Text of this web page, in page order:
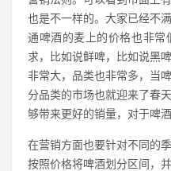
也是不一样的。大家已经不
通啤酒的麦上的价格也非常
求，比如说鲜啤，比如说黑
非常大，品类也非常多，当
分品类的市场也就迎来了春
够带来更好的销量，对于啤
在营销方面也要针对不同的
按照价格将啤酒划分区间，